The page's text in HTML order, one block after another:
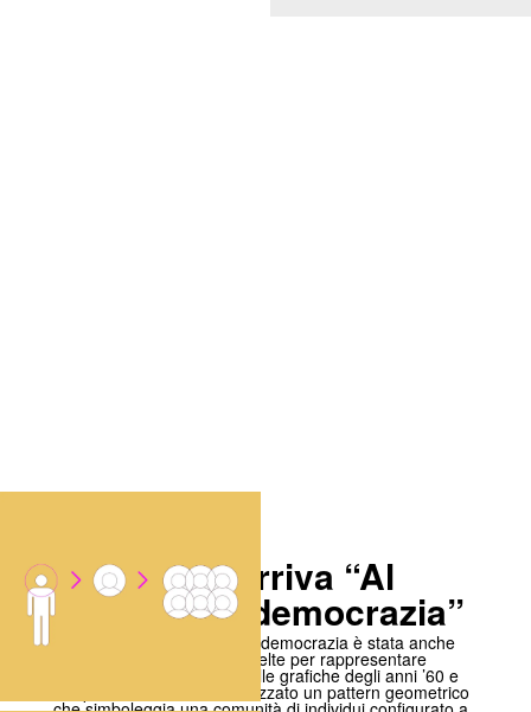
Il logo che arriva “Al
cuore della democrazia”
Protagonista dell’evento, la democrazia è stata anche
l’ispirazione per le forme scelte per rappresentare
l’evento. Con un richiamo alle grafiche degli anni ’60 e
all’optical art, abbiamo realizzato un pattern geometrico